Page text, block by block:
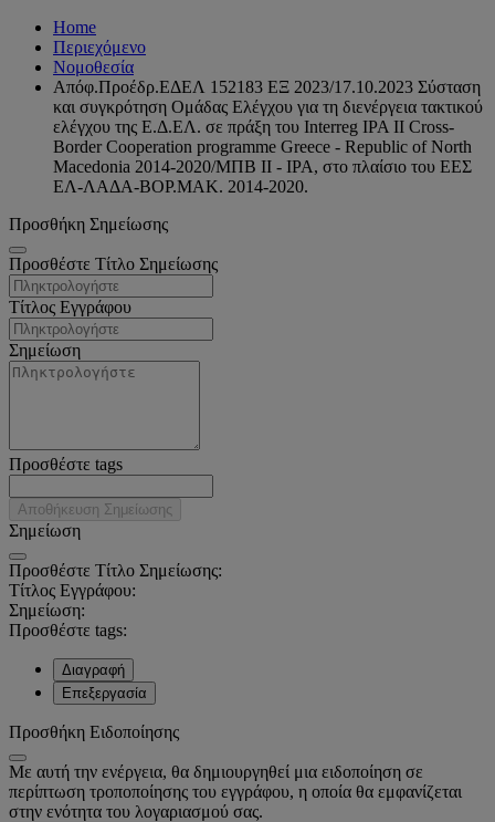
Home
Περιεχόμενο
Νομοθεσία
Απόφ.Προέδρ.ΕΔΕΛ 152183 ΕΞ 2023/17.10.2023 Σύσταση
και συγκρότηση Ομάδας Ελέγχου για τη διενέργεια τακτικού
ελέγχου της Ε.Δ.ΕΛ. σε πράξη του Interreg IPA II Cross-
Border Cooperation programme Greece - Republic of North
Macedonia 2014-2020/ΜΠΒ ΙΙ - IPA, στο πλαίσιο του ΕΕΣ
ΕΛ-ΛΑΔΑ-ΒΟΡ.ΜΑΚ. 2014-2020.
Προσθήκη Σημείωσης
Προσθέστε Τίτλο Σημείωσης
Τίτλος Εγγράφου
Σημείωση
Προσθέστε tags
Αποθήκευση Σημείωσης
Σημείωση
Προσθέστε Τίτλο Σημείωσης:
Τίτλος Εγγράφου:
Σημείωση:
Προσθέστε tags:
Διαγραφή
Επεξεργασία
Προσθήκη Ειδοποίησης
Με αυτή την ενέργεια, θα δημιουργηθεί μια ειδοποίηση σε
περίπτωση τροποποίησης του εγγράφου, η οποία θα εμφανίζεται
στην ενότητα του λογαριασμού σας.